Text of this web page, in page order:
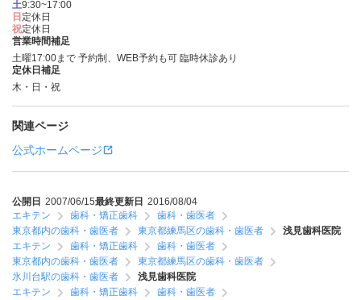
土9:30~17:00
日 定休日
祝定休日
営業時間補足
土曜17:00まで 予約制、WEB予約も可 臨時休診あり
定休日補足
木・日・祝
関連ページ
公式ホームページ
公開日 2007/06/15最終更新日 2016/08/04
エキテン
歯科・矯正歯科
歯科・歯医者
東京都内の歯科・歯医者
東京都練馬区の歯科・歯医者
浅見歯科医院
エキテン
歯科・矯正歯科
歯科・歯医者
東京都内の歯科・歯医者
東京都練馬区の歯科・歯医者
氷川台駅の歯科・歯医者
浅見歯科医院
エキテン
歯科・矯正歯科
歯科・歯医者